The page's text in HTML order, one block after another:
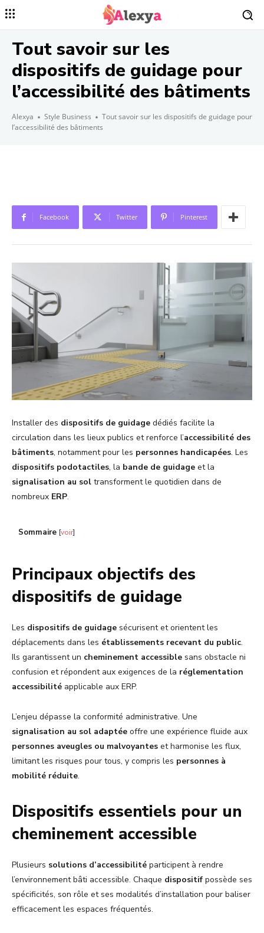
Tout savoir sur les
dispositifs de guidage pour
l’accessibilité des bâtiments
Alexya Style Business
Tout savoir sur les dispositifs de guidage pour
l’accessibilité des bâtiments
Facebook Twitter Pinterest
Installer des dispositifs de guidage dédiés facilite la
circulation dans les lieux publics et renforce l’accessibilité des
bâtiments, notamment pour les personnes handicapées. Les
dispositifs podotactiles, la bande de guidage et la
signalisation au sol transforment le quotidien dans de
nombreux ERP.
Sommaire [voir]
Principaux objectifs des
dispositifs de guidage
Les dispositifs de guidage sécurisent et orientent les
déplacements dans les établissements recevant du public.
Ils garantissent un cheminement accessible sans obstacle ni
confusion et répondent aux exigences de la réglementation
accessibilité applicable aux ERP.
L’enjeu dépasse la conformité administrative. Une
signalisation au sol adaptée offre une expérience fluide aux
personnes aveugles ou malvoyantes et harmonise les flux,
limitant les risques pour tous, y compris les personnes à
mobilité réduite.
Dispositifs essentiels pour un
cheminement accessible
Plusieurs solutions d’accessibilité participent à rendre
l’environnement bâti accessible. Chaque dispositif possède ses
spécificités, son rôle et ses modalités d’installation pour baliser
efficacement les espaces fréquentés.